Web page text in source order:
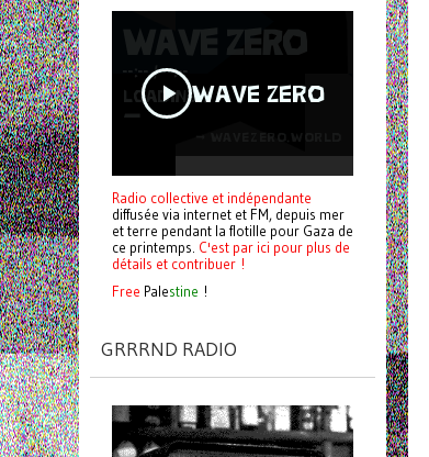
Radio collective et indépendante
diffusée via internet et FM, depuis mer
et terre pendant la flotille pour Gaza de
ce printemps. C'est par ici pour plus de
détails et contribuer !
Free Palestine !
GRRRND RADIO